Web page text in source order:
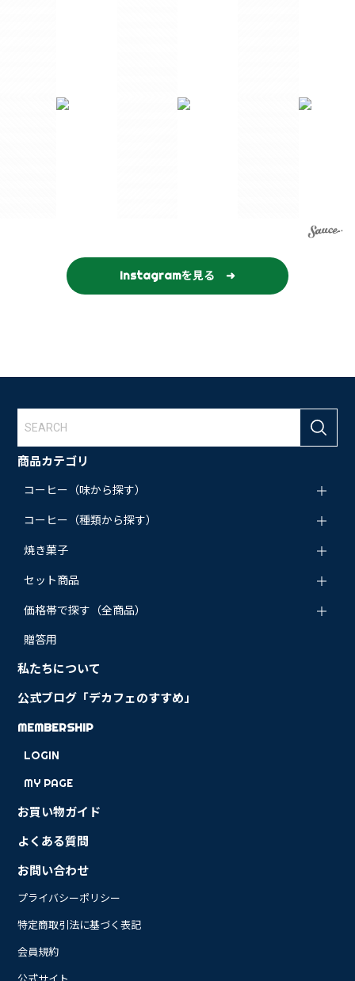
商品カテゴリ
コーヒー（味から探す）
コーヒー（種類から探す）
焼き菓子
セット商品
価格帯で探す（全商品）
贈答用
私たちについて
公式ブログ「デカフェのすすめ」
MEMBERSHIP
LOGIN
MY PAGE
お買い物ガイド
よくある質問
お問い合わせ
プライバシーポリシー
特定商取引法に基づく表記
会員規約
Instagramを見る ➜